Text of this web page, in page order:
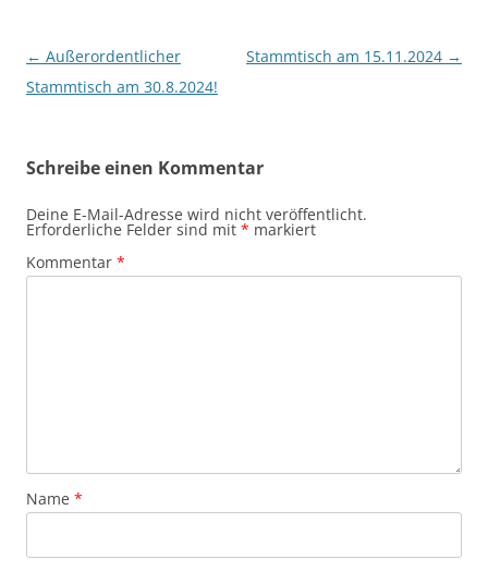
Beitragsnavigation
← Außerordentlicher
Stammtisch am 30.8.2024!
Stammtisch am 15.11.2024 →
Schreibe einen Kommentar
Deine E-Mail-Adresse wird nicht veröffentlicht.
Erforderliche Felder sind mit * markiert
Kommentar *
Name *